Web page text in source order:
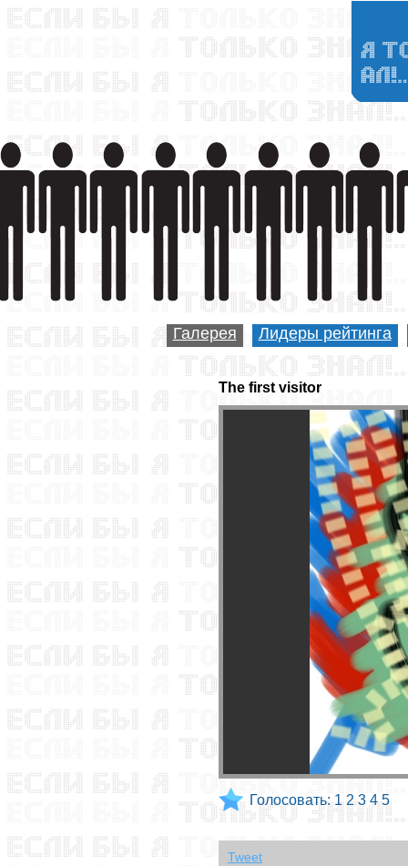
Галерея Лидеры рейтинга
The first visitor
Голосовать: 1 2 3 4 5
Tweet